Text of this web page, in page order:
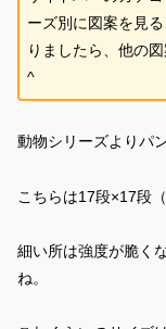
ーズ別に図案を見
りましたら、他の
^
動物シリーズよりパ
こちらは17段×17段
細い所は強度が脆く
ね。